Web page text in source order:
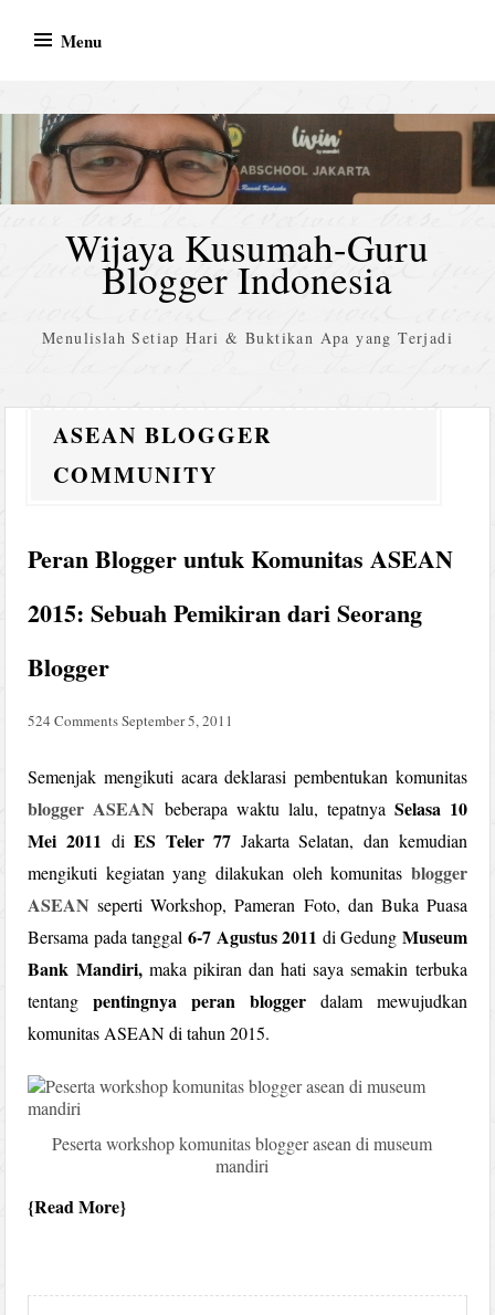
Menu
Wijaya Kusumah-Guru
Blogger Indonesia
Menulislah Setiap Hari & Buktikan Apa yang Terjadi
ASEAN BLOGGER
COMMUNITY
Peran Blogger untuk Komunitas ASEAN
2015: Sebuah Pemikiran dari Seorang
Blogger
524 CommentsSeptember 5, 2011
Semenjak mengikuti acara deklarasi pembentukan komunitas
blogger ASEAN beberapa waktu lalu, tepatnya Selasa 10
Mei 2011 diES Teler 77 Jakarta Selatan, dan kemudian
mengikuti kegiatan yang dilakukan oleh komunitas blogger
ASEAN seperti Workshop, Pameran Foto, dan Buka Puasa
Bersama pada tanggal 6-7 Agustus 2011 di Gedung Museum
Bank Mandiri,maka pikiran dan hati saya semakin terbuka
tentangpentingnya peran bloggerdalam mewujudkan
komunitas ASEAN di tahun 2015.
Peserta workshop komunitas blogger asean di museum
mandiri
Read More